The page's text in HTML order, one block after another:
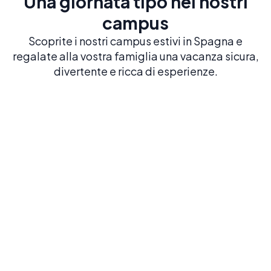
campus
Scoprite i nostri campus estivi in Spagna e
regalate alla vostra famiglia una vacanza sicura,
divertente e ricca di esperienze.